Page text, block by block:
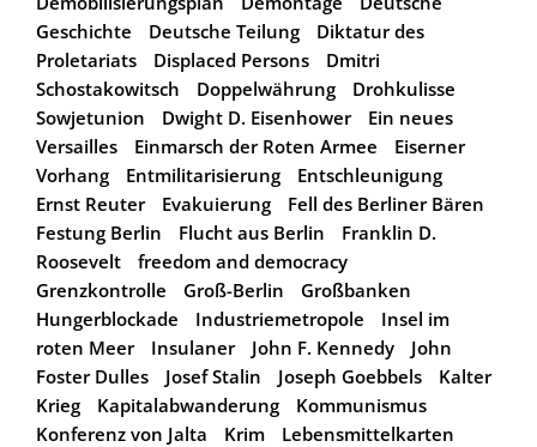
Geschichte
Deutsche Teilung
Diktatur des
Proletariats
Displaced Persons
Dmitri
Schostakowitsch
Doppelwährung
Drohkulisse
Sowjetunion
Dwight D. Eisenhower
Ein neues
Versailles
Einmarsch der Roten Armee
Eiserner
Vorhang
Entmilitarisierung
Entschleunigung
Ernst Reuter
Evakuierung
Fell des Berliner Bären
Festung Berlin
Flucht aus Berlin
Franklin D.
Roosevelt
freedom and democracy
Grenzkontrolle
Groß-Berlin
Großbanken
Hungerblockade
Industriemetropole
Insel im
roten Meer
Insulaner John F. Kennedy
John
Foster Dulles
Josef Stalin Joseph Goebbels
Kalter
Krieg
Kapitalabwanderung
Kommunismus
Konferenz von Jalta
Krim
Lebensmittelkarten